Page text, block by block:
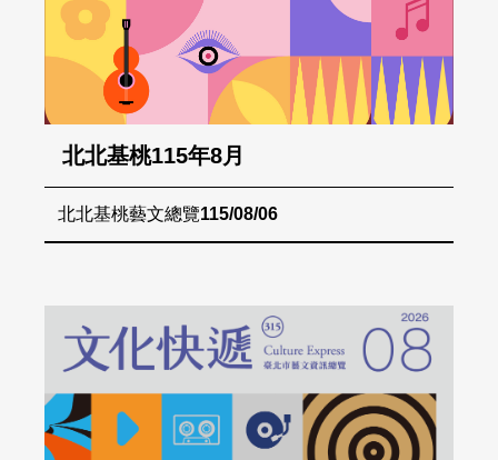
北北基桃115年8月
北北基桃藝文總覽115/08/06